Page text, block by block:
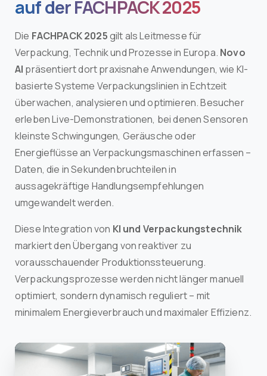
auf der FACHPACK 2025
Die FACHPACK 2025gilt als Leitmesse für
Verpackung, Technik und Prozesse in Europa. Novo
AI präsentiert dort praxisnahe Anwendungen, wie KI-
basierte Systeme Verpackungslinien in Echtzeit
überwachen, analysieren und optimieren. Besucher
erleben Live-Demonstrationen, bei denen Sensoren
kleinste Schwingungen, Geräusche oder
Energieflüsse an Verpackungsmaschinen erfassen –
Daten, die in Sekundenbruchteilen in
aussagekräftige Handlungsempfehlungen
umgewandelt werden.
Diese Integration von KI und Verpackungstechnik
markiert den Übergang von reaktiver zu
vorausschauender Produktionssteuerung.
Verpackungsprozesse werden nicht länger manuell
optimiert, sondern dynamisch reguliert – mit
minimalem Energieverbrauch und maximaler Effizienz.